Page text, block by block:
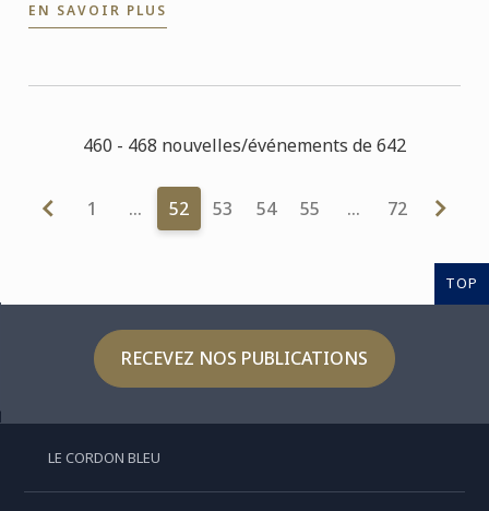
avec Eric ...
EN SAVOIR PLUS
460 - 468 nouvelles/événements de 642
1 … 52 53 54 55 … 72
TOP
RECEVEZ NOS PUBLICATIONS
LE CORDON BLEU